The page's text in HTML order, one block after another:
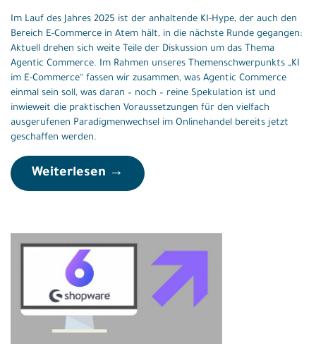
Im Lauf des Jahres 2025 ist der anhaltende KI-Hype, der auch den
Bereich E-Commerce in Atem hält, in die nächste Runde gegangen:
Aktuell drehen sich weite Teile der Diskussion um das Thema
Agentic Commerce. Im Rahmen unseres Themenschwerpunkts „KI
im E-Commerce“ fassen wir zusammen, was Agentic Commerce
einmal sein soll, was daran – noch – reine Spekulation ist und
inwieweit die praktischen Voraussetzungen für den vielfach
ausgerufenen Paradigmenwechsel im Onlinehandel bereits jetzt
geschaffen werden.
Weiterlesen →